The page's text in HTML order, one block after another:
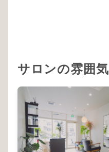
サロンの雰囲気